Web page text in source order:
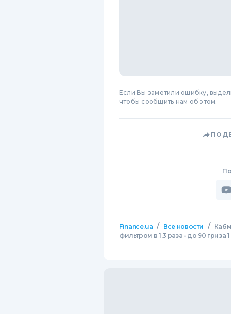
Если Вы заметили ошибку,
чтобы сообщить нам об этом.
Finance.ua / Все новости /
фильтром в 1,3 раза - до 90 грн за